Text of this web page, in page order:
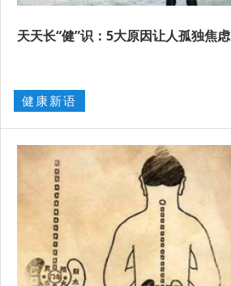
天天长“健”识：5大原因让人孤独焦虑
健康新语